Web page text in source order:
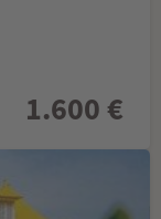
1.600 €